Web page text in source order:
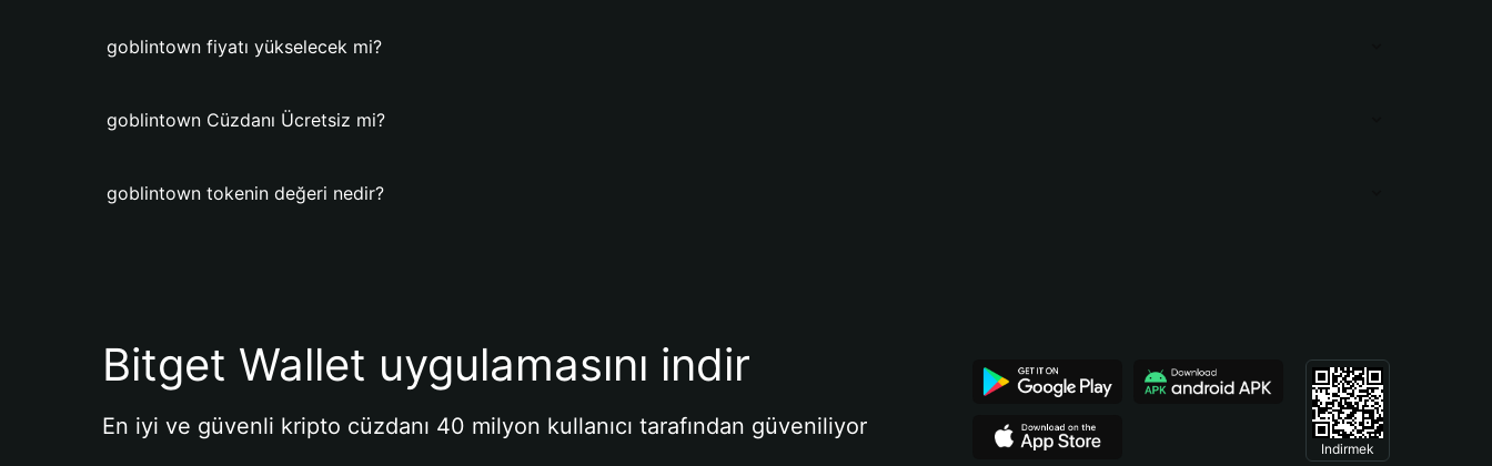
goblintown fiyatı yükselecek mi?
goblintown Cüzdanı Ücretsiz mi?
goblintown tokenin değeri nedir?
Bitget Wallet uygulamasını indir
En iyi ve güvenli kripto cüzdanı 40 milyon kullanıcı tarafından güveniliyor
Indirmek